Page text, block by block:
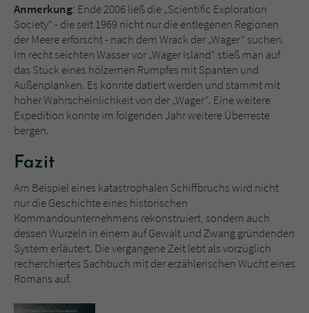
Anmerkung: Ende 2006 ließ die „Scientific Exploration
Society“ - die seit 1969 nicht nur die entlegenen Regionen
der Meere erforscht - nach dem Wrack der „Wager“ suchen.
Im recht seichten Wasser vor „Wager Island“ stieß man auf
das Stück eines hölzernen Rumpfes mit Spanten und
Außenplanken. Es konnte datiert werden und stammt mit
hoher Wahrscheinlichkeit von der „Wager“. Eine weitere
Expedition konnte im folgenden Jahr weitere Überreste
bergen.
Fazit
Am Beispiel eines katastrophalen Schiffbruchs wird nicht
nur die Geschichte eines historischen
Kommandounternehmens rekonstruiert, sondern auch
dessen Wurzeln in einem auf Gewalt und Zwang gründenden
System erläutert. Die vergangene Zeit lebt als vorzüglich
recherchiertes Sachbuch mit der erzählerischen Wucht eines
Romans auf.